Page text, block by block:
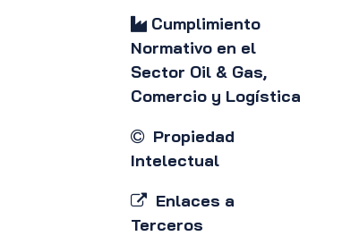
Cumplimiento
Normativo en el
Sector Oil & Gas,
Comercio y Logística
Propiedad
Intelectual
Enlaces a
Terceros